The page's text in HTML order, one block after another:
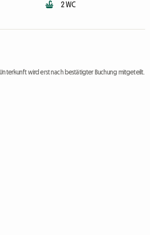
2 WC
wird erst nach bestätigter Buchung mitgeteilt.